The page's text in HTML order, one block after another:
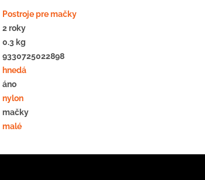
Postroje pre mačky
2 roky
0.3 kg
9330725022898
hnedá
áno
nylon
mačky
malé